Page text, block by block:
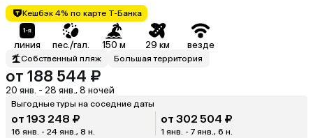
Кешбэк 4% по карте Т-Банка
линия пес./гал. 150 м 29 км везде
Собственный пляж Большая территория
от 188 544 ₽
20 янв. - 28 янв., 8 ночей
Выгодные туры на соседние даты
от 193 248 ₽
16 янв. - 24 янв., 8 н.
от 302 504 ₽
1 янв. - 7 янв., 6 н.